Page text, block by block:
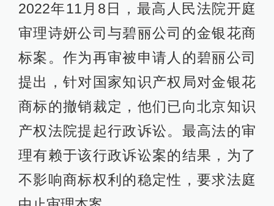
2022年11月8日，最高人民法院开庭
审理诗妍公司与碧丽公司的金银花商
标案。作为再审被申请人的碧丽公司
提出，针对国家知识产权局对金银花
商标的撤销裁定，他们已向北京知识
产权法院提起行政诉讼。最高法的审
理有赖于该行政诉讼案的结果，为了
不影响商标权利的稳定性，要求法庭